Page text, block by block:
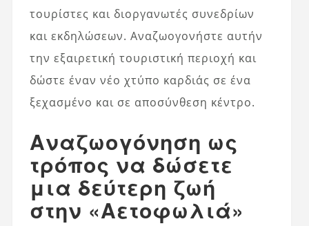
τουρίστες και διοργανωτές συνεδρίων
και εκδηλώσεων. Αναζωογονήστε αυτήν
την εξαιρετική τουριστική περιοχή και
δώστε έναν νέο χτύπο καρδιάς σε ένα
ξεχασμένο και σε αποσύνθεση κέντρο.
Αναζωογόνηση ως
τρόπος να δώσετε
μια δεύτερη ζωή
στην «Αετοφωλιά»